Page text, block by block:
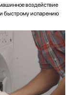
воздействие
быстрому испарению